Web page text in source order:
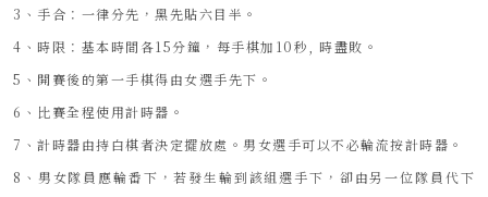
3、手合：一律分先，黑先貼六目半。
4、時限：基本時間各15分鐘，每手棋加10秒, 時盡敗。
5、開賽後的第一手棋得由女選手先下。
6、比賽全程使用計時器。
7、計時器由持白棋者決定擺放處。男女選手可以不必輪流按計時器。
8、男女隊員應輪番下，若發生輪到該組選手下，卻由另一位隊員代下